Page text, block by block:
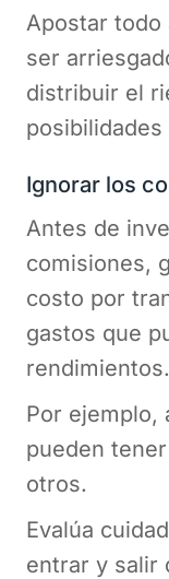
Apostar todo
ser
distribuir el
posibilidades
Ignorar los
Antes de
comisiones,
costo por
gastos que
rendimientos.
Por ejemplo,
pueden
otros.
Evalúa
entrar y salir